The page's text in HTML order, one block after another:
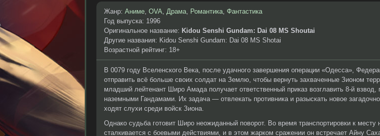
Жанр: Аниме, OVA, Драма, Романтика, Фантастика
Год выпуска: 1996
Оригинальное название: Kidou Senshi Gundam: Dai 08 MS Shoutai
Другие названия: Kidou Senshi Gundam: Dai 08 MS Shotai
Возрастной рейтинг: 18+
В 0079 году Вселенского Века, после удачного завершения операции «Одесса»,
отправить всё больше своих солдат на Землю, чтобы вернуть захваченные Зионом
младший лейтенант Широ Амада получает ответственный приказ возглавить 8-й взвод,
наземными Гандамами. Их задача — отвлекать противника и разыскать новое
ходят слухи среди войск Зиона.
Однако судьба готовит Широ неожиданный поворот. Во время транспортировки к месту
сталкивается с боевыми действиями, и в этом жарком сражении он встречает Айну